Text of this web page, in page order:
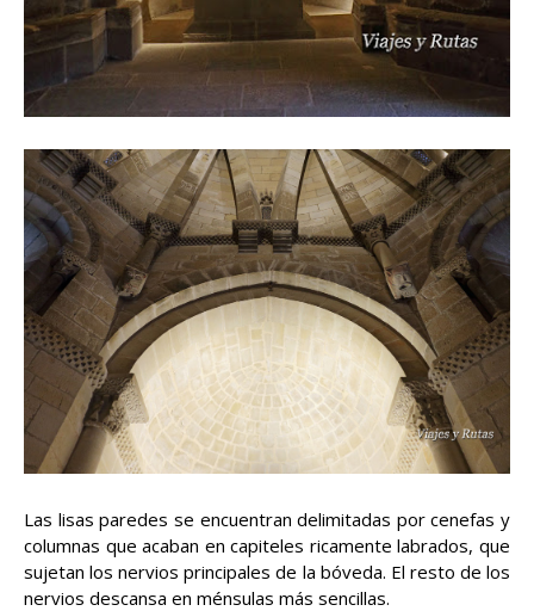
Las lisas paredes se encuentran delimitadas por cenefas y
columnas que acaban en capiteles ricamente labrados, que
sujetan los nervios principales de la bóveda. El resto de los
nervios descansa en ménsulas más sencillas.